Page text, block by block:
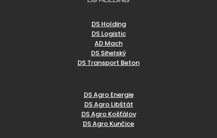
DS Holding
DS Logistic
AD Mach
DS Sihelský
DS Transport Beton
DS Agro Energie
DS Agro Libštát
DS Agro Košťálov
DS Agro Kunčice